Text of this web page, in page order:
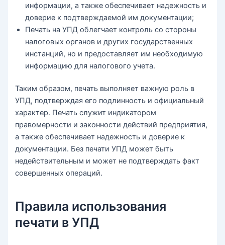
информации, а также обеспечивает надежность и
доверие к подтверждаемой им документации;
Печать на УПД облегчает контроль со стороны
налоговых органов и других государственных
инстанций, но и предоставляет им необходимую
информацию для налогового учета.
Таким образом, печать выполняет важную роль в
УПД, подтверждая его подлинность и официальный
характер. Печать служит индикатором
правомерности и законности действий предприятия,
а также обеспечивает надежность и доверие к
документации. Без печати УПД может быть
недействительным и может не подтверждать факт
совершенных операций.
Правила использования
печати в УПД